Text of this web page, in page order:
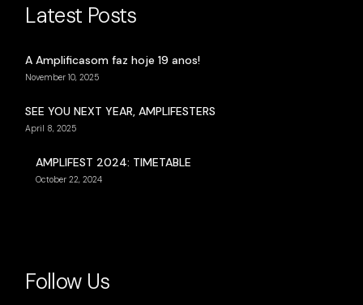
Latest Posts
A Amplificasom faz hoje 19 anos!
November 10, 2025
SEE YOU NEXT YEAR, AMPLIFESTERS
April 8, 2025
AMPLIFEST 2024: TIMETABLE
October 22, 2024
Follow Us